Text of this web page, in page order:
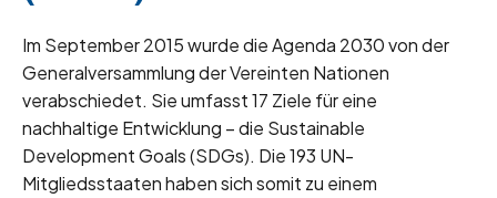
Im September 2015 wurde die Agenda 2030 von der
Generalversammlung der Vereinten Nationen
verabschiedet. Sie umfasst 17 Ziele für eine
nachhaltige Entwicklung – die Sustainable
Development Goals (SDGs). Die 193 UN-
Mitgliedsstaaten haben sich somit zu einem